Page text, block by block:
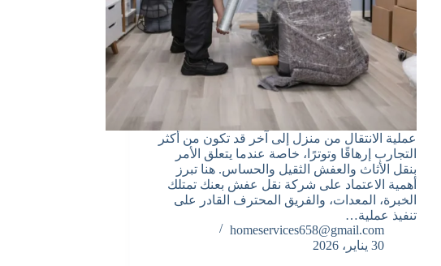
عملية الانتقال من منزل إلى آخر قد تكون من أكثر
التجارب إرهاقًا وتوترًا، خاصة عندما يتعلق الأمر
بنقل الأثاث والعفش الثقيل والحساس. هنا تبرز
أهمية الاعتماد على شركة نقل عفش بعنك تمتلك
الخبرة، المعدات، والفريق المحترف القادر على
تنفيذ عملية…
homeservices658@gmail.com
30 يناير، 2026